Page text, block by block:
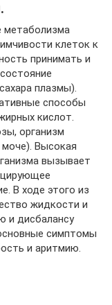
метаболизма
клеток к
принимать и
плазмы).
способы
кислот.
организм
Высокая
вызывает
В ходе этого из
жидкости и
и дисбалансу
симптомы
и аритмию.